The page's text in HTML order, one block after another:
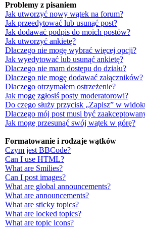
Problemy z pisaniem
Jak utworzyć nowy wątek na forum?
Jak przeedytować lub usunąć post?
Jak dodawać podpis do moich postów?
Jak utworzyć ankietę?
Dlaczego nie mogę wybrać więcej opcji?
Jak wyedytować lub usunąć ankietę?
Dlaczego nie mam dostępu do działu?
Dlaczego nie mogę dodawać załączników?
Dlaczego otrzymałem ostrzeżenie?
Jak mogę zgłosiś posty moderatorowi?
Do czego służy przycisk „Zapisz” w
Dlaczego mój post musi być
Jak mogę przesunąć swój wątek w górę?
Formatowanie i rodzaje wątków
Czym jest BBCode?
Can I use HTML?
What are Smilies?
Can I post images?
What are global announcements?
What are announcements?
What are sticky topics?
What are locked topics?
What are topic icons?